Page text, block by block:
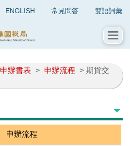
ENGLISH 常見問答 雙語詞彙
申辦書表 > 申辦流程 > 期貨交
申辦流程